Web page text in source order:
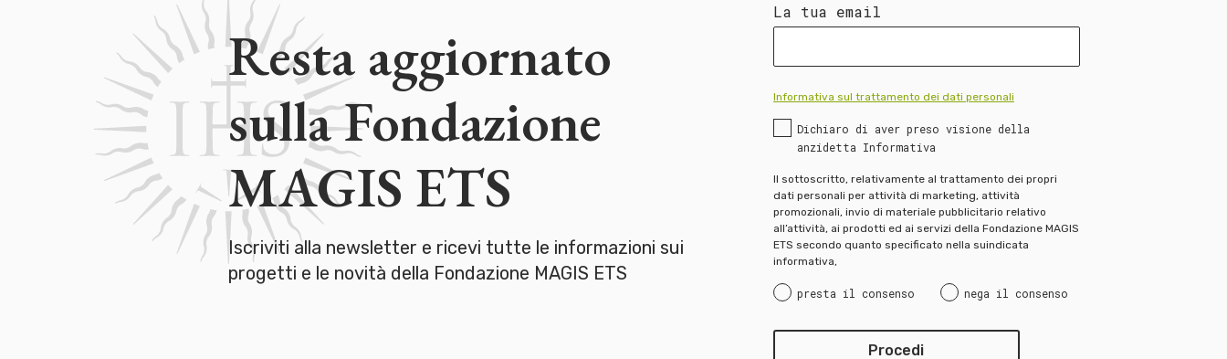
Resta aggiornato
sulla Fondazione
MAGIS ETS
Iscriviti alla newsletter e ricevi tutte le informazioni sui
progetti e le novità della Fondazione MAGIS ETS
La tua email
Informativa sul trattamento dei dati personali
Dichiaro di aver preso visione della
anzidetta Informativa
Il sottoscritto, relativamente al trattamento dei propri
dati personali per attività di marketing, attività
promozionali, invio di materiale pubblicitario relativo
all’attività, ai prodotti ed ai servizi della Fondazione MAGIS
ETS secondo quanto specificato nella suindicata
informativa,
presta il consenso nega il consenso